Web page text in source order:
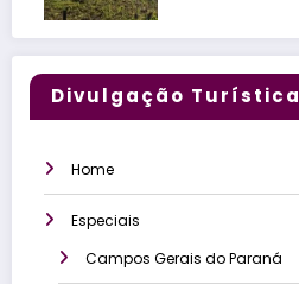
Divulgação Turística
Home
Especiais
Campos Gerais do Paraná